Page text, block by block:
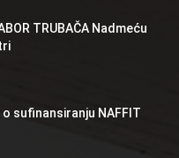
TRUBAČA Nadmeću
sufinansiranju NAFFIT